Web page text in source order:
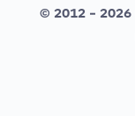
CONCURSOS POR
© 2012 - 2026